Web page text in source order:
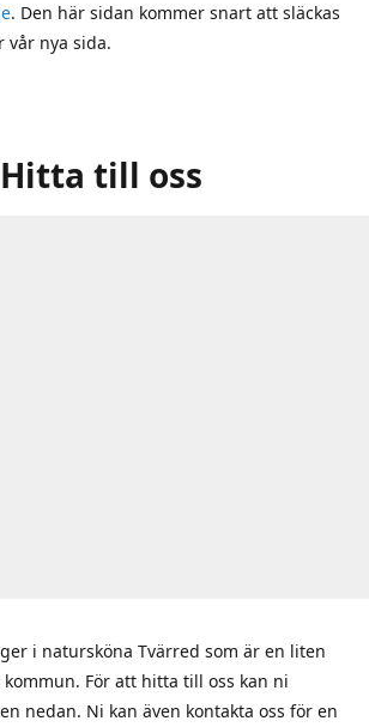
. Den här sidan kommer snart att släckas
nya sida.
Hitta till oss
i natursköna Tvärred som är en liten
För att hitta till oss kan ni
nedan. Ni kan även kontakta oss för en